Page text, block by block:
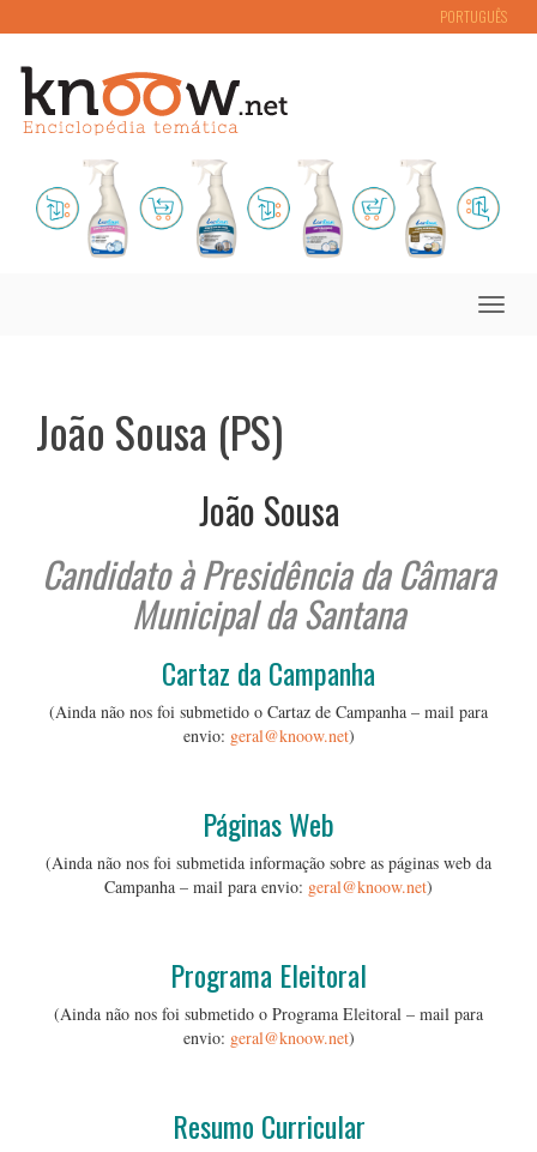
PORTUGUÊS
Toggle
João Sousa (PS)
João Sousa
Candidato à Presidência da Câmara
Municipal da Santana
Cartaz da Campanha
(Ainda não nos foi submetido o Cartaz de Campanha – mail para
envio: geral@knoow.net)
Páginas Web
(Ainda não nos foi submetida informação sobre as páginas web da
Campanha – mail para envio: geral@knoow.net)
Programa Eleitoral
(Ainda não nos foi submetido o Programa Eleitoral – mail para
envio: geral@knoow.net)
Resumo Curricular